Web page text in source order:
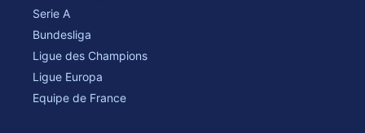
Serie A
Bundesliga
Ligue des Champions
Ligue Europa
Equipe de France